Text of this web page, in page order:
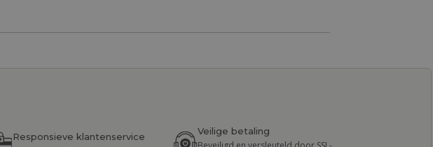
Responsieve klantenservice Veilige betaling